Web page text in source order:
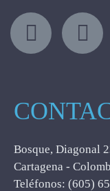
Bosque, Diagonal
Cartagena -
Teléfonos: (605)